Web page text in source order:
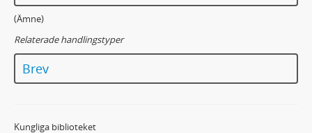
(Ämne)
Relaterade handlingstyper
Brev
Kungliga biblioteket